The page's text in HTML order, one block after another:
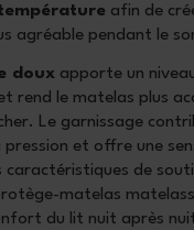
afin de
agréable pendant le
doux apporte un
rend le matelas plus
Le garnissage
et offre une
caractéristiques de
matelas
du lit nuit après